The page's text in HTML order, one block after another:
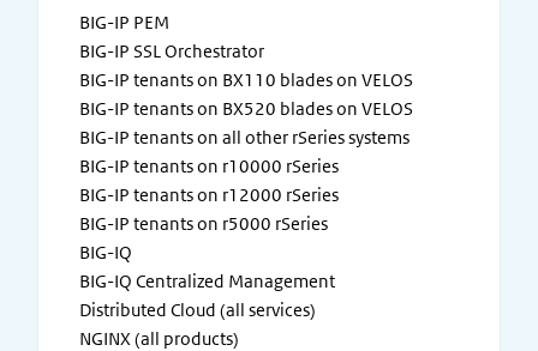
BIG-IP PEM
BIG-IP SSL Orchestrator
BIG-IP tenants on BX110 blades on VELOS
BIG-IP tenants on BX520 blades on VELOS
BIG-IP tenants on all other rSeries systems
BIG-IP tenants on r10000 rSeries
BIG-IP tenants on r12000 rSeries
BIG-IP tenants on r5000 rSeries
BIG-IQ
BIG-IQ Centralized Management
Distributed Cloud (all services)
NGINX (all products)